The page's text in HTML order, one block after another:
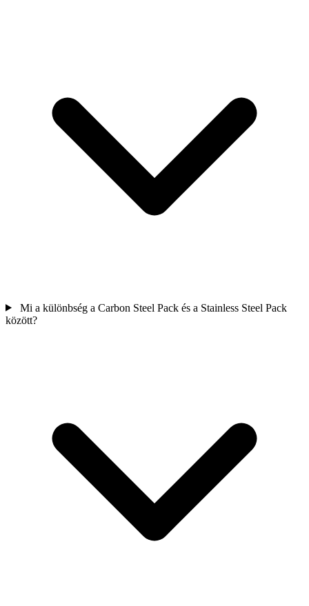
Mi a különbség a Carbon Steel Pack és a Stainless Steel Pack
között?